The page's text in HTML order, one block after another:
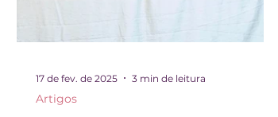
Artigos
17 de fev. de 2025 3 min de leitura